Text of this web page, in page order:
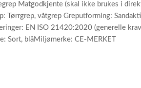
Matgodkjente (skal ikke brukes i
våtgrep Greputforming:
EN ISO 21420:2020 (generelle
Sort, blåMiljømerke: CE-MERKET